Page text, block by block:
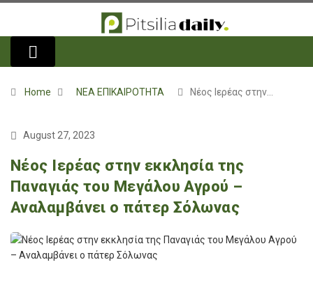
Home ΝΕΑ ΕΠΙΚΑΙΡΟΤΗΤΑ Νέος Ιερέας στην…
August 27, 2023
Νέος Ιερέας στην εκκλησία της
Παναγιάς του Μεγάλου Αγρού –
Αναλαμβάνει ο πάτερ Σόλωνας